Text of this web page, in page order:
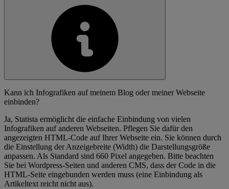
Kann ich Infografiken auf meinem Blog oder meiner Webseite
einbinden?
Ja, Statista ermöglicht die einfache Einbindung von vielen
Infografiken auf anderen Webseiten. Pflegen Sie dafür den
angezeigten HTML-Code auf Ihrer Webseite ein. Sie können durch
die Einstellung der Anzeigebreite (Width) die Darstellungsgröße
anpassen. Als Standard sind 660 Pixel angegeben. Bitte beachten
Sie bei Wordpress-Seiten und anderen CMS, dass der Code in die
HTML-Seite eingebunden werden muss (eine Einbindung als
Artikeltext reicht nicht aus).